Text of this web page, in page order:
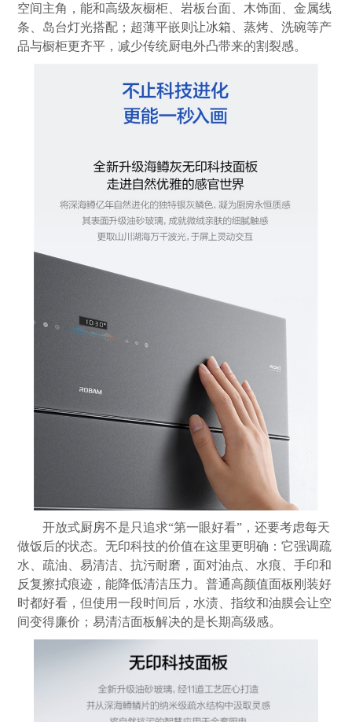
空间主角，能和高级灰橱柜、岩板台面、木饰面、金属线
条、岛台灯光搭配；超薄平嵌则让冰箱 、蒸烤、洗碗等产
品与橱柜更齐平，减少传统厨电外凸带来的割裂感。
开放式厨房不是只追求“第一眼好看”，还要考虑每天
做饭后的状态。无印科技的价值在这里更明确：它强调疏
水、疏油、易清洁、抗污耐磨，面对油点、水痕、手印和
反复擦拭痕迹，能降低清洁压力。普通高颜值面板刚装好
时都好看，但使用一段时间后，水渍、指纹和油膜会让空
间变得廉价；易清洁面板解决的是长期高级感。